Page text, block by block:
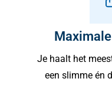
Je haalt het
een slimme én